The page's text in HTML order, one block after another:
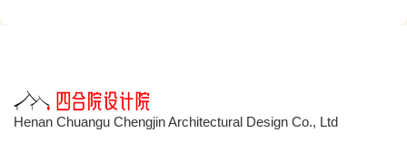
Henan Chuangu Chengjin Architectural Design Co., Ltd